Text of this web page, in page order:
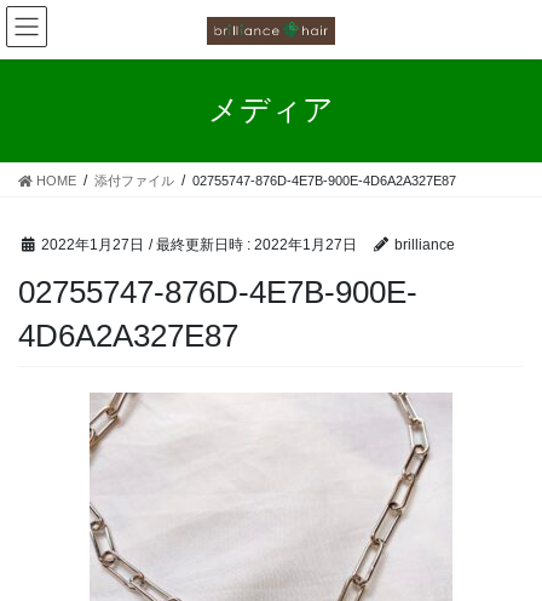
コ
ン
テ
ス
ナ
ビ
ゲ
ン
メディア
HOME 添付ファイル 02755747-876D-4E7B-900E-4D6A2A327E87
2022年1月27日 / 最終更新日時 : 2022年1月27日 brilliance
02755747-876D-4E7B-900E-
4D6A2A327E87
お客様の声
カラーファンタジー工程
お客様の声（カラーファンタジー）